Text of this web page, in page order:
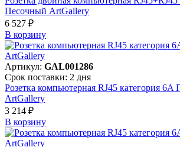
Песочный ArtGallery
6 527 ₽
В корзинy
Артикул: GAL001286
Срок поставки: 2 дня
Розетка компьютерная RJ45 категория 6A
ArtGallery
3 214 ₽
В корзинy